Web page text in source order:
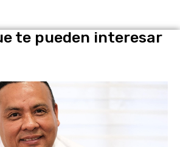
te pueden interesar